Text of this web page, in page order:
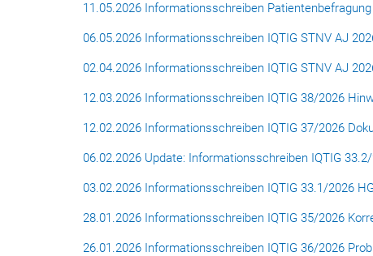
11.05.2026 Informationsschreiben
06.05.2026 Informationsschreiben IQTIG STNV AJ
02.04.2026 Informationsschreiben IQTIG STNV AJ
12.03.2026 Informationsschreiben IQTIG 38/2026
12.02.2026 Informationsschreiben IQTIG 37/2026
06.02.2026 Update: Informationsschreiben IQTIG
03.02.2026 Informationsschreiben IQTIG 33.1/2026
28.01.2026 Informationsschreiben IQTIG 35/2026
26.01.2026 Informationsschreiben IQTIG 36/2026